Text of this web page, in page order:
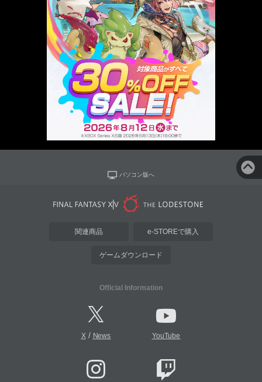
パソコン版へ
関連商品 e-STOREで購入
ゲームダウンロード
Official Information
X/ News YouTube